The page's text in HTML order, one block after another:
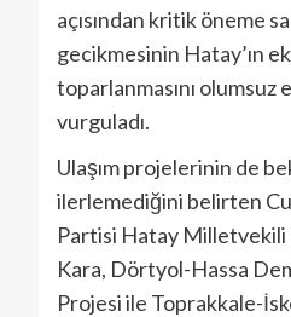
açısından kritik öneme
gecikmesinin Hatay’ın
toparlanmasını
vurguladı.
Ulaşım projelerinin de
ilerlemediğini belirten
Partisi Hatay Milletvekili
Kara, Dörtyol-Hassa
Projesi ile Toprakkale-